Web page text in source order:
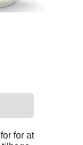
for at